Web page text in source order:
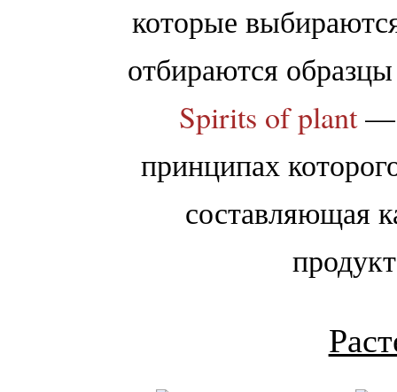
которые
отбираются
Spirits of plant—
принципах
составляющая